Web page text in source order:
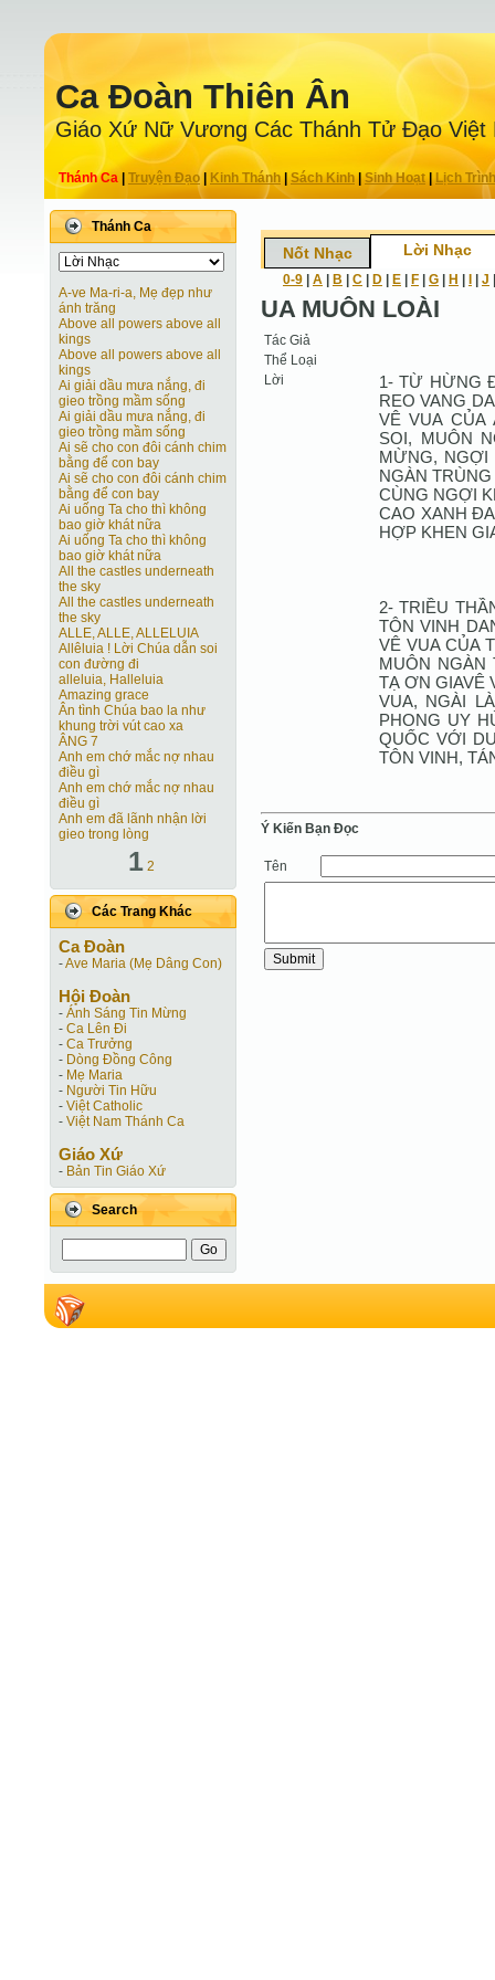
Ca Ðoàn Thiên Ân
Giáo Xứ Nữ Vương Các Thánh Tử Ðạo Việt
Thánh Ca Truyện Ðạo| Kinh Thánh Sách Kinh|Sinh Hoạt| Lịch Trình
Thánh Ca
A-ve Ma-ri-a, Mẹ đẹp như
ánh trăng
Above all powers above all
kings
Above all powers above all
kings
Ai giải dầu mưa nắng, đi
gieo trồng mầm sống
Ai giải dầu mưa nắng, đi
gieo trồng mầm sống
Ai sẽ cho con đôi cánh chim
bằng để con bay
Ai sẽ cho con đôi cánh chim
bằng để con bay
Ai uống Ta cho thì không
bao giờ khát nữa
Ai uống Ta cho thì không
bao giờ khát nữa
All the castles underneath
the sky
All the castles underneath
the sky
ALLE, ALLE, ALLELUIA
Allêluia ! Lời Chúa dẫn soi
con đường đi
alleluia, Halleluia
Amazing grace
Ân tình Chúa bao la như
khung trời vút cao xa
ÂNG 7
Anh em chớ mắc nợ nhau
điều gì
Anh em chớ mắc nợ nhau
điều gì
Anh em đã lãnh nhận lời
gieo trong lòng
1 2
Các Trang Khác
Ca Ðoàn
-Ave Maria (Mẹ Dâng Con)
Hội Ðoàn
- Ánh Sáng Tin Mừng
- Ca Lên Đi
- Ca Trưởng
- Dòng Đồng Công
- Mẹ Maria
- Người Tin Hữu
- Việt Catholic
- Việt Nam Thánh Ca
Giáo Xứ
- Bản Tin Giáo Xứ
Search
Nốt Nhạc Lời Nhạc
0-9 A B C D E F G H J
UA MUÔN LOÀI
Tác Giả
Thể Loại
Lời
1- TỪ HỪNG
REO VANG
VÊ VUA CỦA
SOI, MUÔN
MỪNG, NGỢI
NGÀN
CÙNG NGỢI
CAO XANH
HỢP KHEN
2- TRIỀU
TÔN VINH
VÊ VUA CỦA
MUÔN NGÀN
TẠ ƠN GIAVÊ
VUA, NGÀI
PHONG UY
QUỐC VỚI
TÔN VINH,
Ý Kiến Bạn Ðọc
Tên